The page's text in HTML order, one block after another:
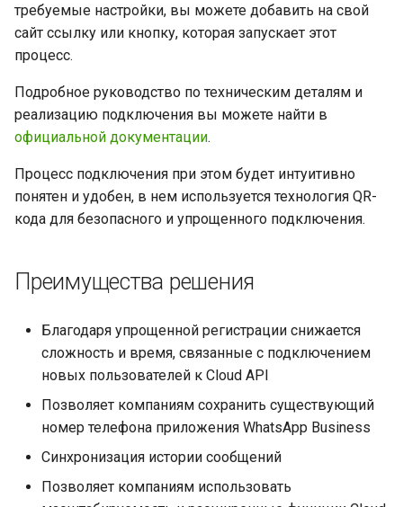
требуемые настройки, вы можете добавить на свой
сайт ссылку или кнопку, которая запускает этот
процесс.
Подробное руководство по техническим деталям и
реализацию подключения вы можете найти в
официальной документации.
Процесс подключения при этом будет интуитивно
понятен и удобен, в нем используется технология QR-
кода для безопасного и упрощенного подключения.
Преимущества решения
Благодаря упрощенной регистрации снижается
сложность и время, связанные с подключением
новых пользователей к Cloud API
Позволяет компаниям сохранить существующий
номер телефона приложения WhatsApp Business
Синхронизация истории сообщений
Позволяет компаниям использовать